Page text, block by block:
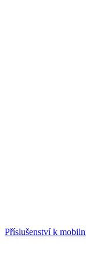
Příslušenství k